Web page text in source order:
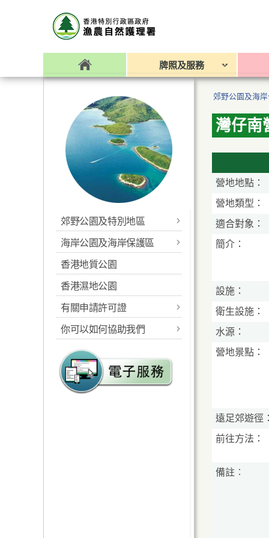
牌照及服務
郊野公園及特別地區
最新消息
香港便覽
工作範圍
規則及相關法例
統計數字
遠足徑
遊客中心
露營地點
燒烤地點 / 地
海岸公園及海岸保護區
最新消息
概述
指定的海岸公園及海岸保
護區
工作範圍
規則及相關法例
香港地質公園
香港濕地公園
有關申請許可證
郊野公園准許證
海岸公園准許證
你可以如何協助我們
報告及建議
郊野公園義工計劃
郊野公園及海岸
灣仔南
營地地點：
營地類型：
適合對象：
簡介：
設施：
衛生設施：
水源：
營地景點：
遠足郊遊徑：
前往方法：
備註︰